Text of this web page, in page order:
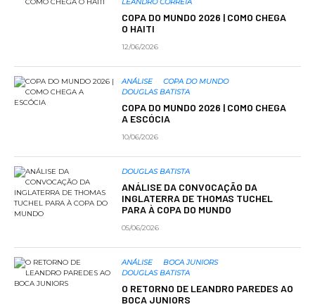
COPA DO MUNDO 2026 | COMO CHEGA
O HAITI
12/06/2026
ANÁLISE
COPA DO MUNDO
DOUGLAS BATISTA
COPA DO MUNDO 2026 | COMO CHEGA
A ESCÓCIA
10/06/2026
DOUGLAS BATISTA
ANÁLISE DA CONVOCAÇÃO DA
INGLATERRA DE THOMAS TUCHEL
PARA À COPA DO MUNDO
05/06/2026
ANÁLISE
BOCA JUNIORS
DOUGLAS BATISTA
O RETORNO DE LEANDRO PAREDES AO
BOCA JUNIORS